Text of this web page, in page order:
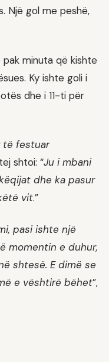
Një gol me peshë,
minuta që kishte
Ky ishte goli i
dhe i 11-ti për
të festuar
shtoi: “Ju i mbani
dhe ka pasur
vit.”
pasi ishte një
momentin e duhur,
shtesë. E dimë se
e vështirë bëhet”,